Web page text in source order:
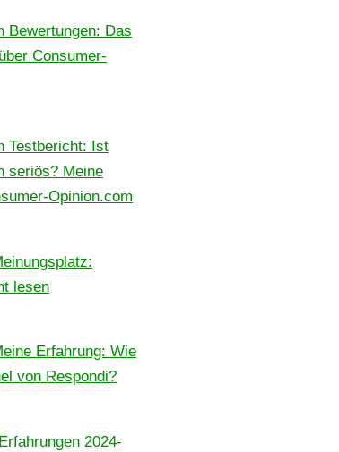
Bewertungen: Das
Consumer-
Testbericht: Ist
seriös? Meine
Opinion.com
lesen
Erfahrung: Wie
von Respondi?
2024-